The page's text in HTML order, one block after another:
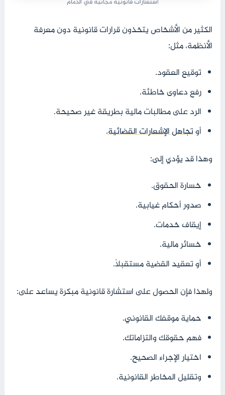
استشارات قانونية مجانية في الدمام
الكثير من الأشخاص يتخذون قرارات قانونية دون معرفة
الأنظمة، مثل:
توقيع العقود.
رفع دعاوى خاطئة.
الرد على مطالبات مالية بطريقة غير صحيحة.
أوتجاهل الإشعارات القضائية.
وهذا قد يؤدي إلى:
خسارة الحقوق.
صدور أحكام غيابية.
إيقاف خدمات.
خسائر مالية.
أو تعقيد القضية مستقبلًا.
ولهذا فإن الحصول على استشارة قانونية مبكرة يساعد على:
حماية موقفك القانوني.
فهم حقوقك والتزاماتك.
اختيار الإجراء الصحيح.
وتقليل المخاطر القانونية.